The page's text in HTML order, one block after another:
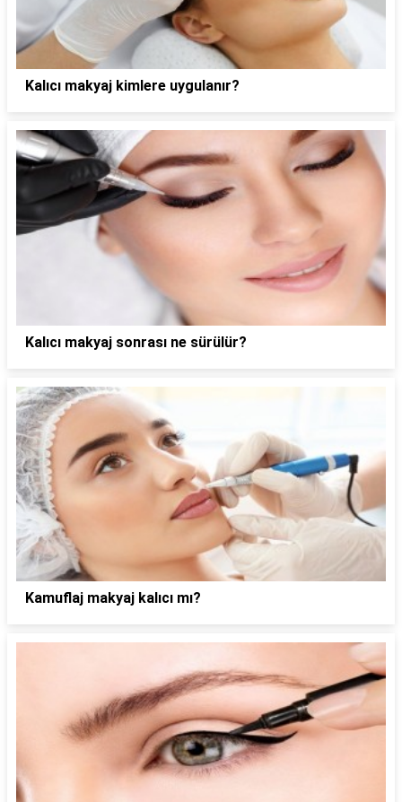
Kalıcı makyaj kimlere uygulanır?
Kalıcı makyaj sonrası ne sürülür?
Kamuflaj makyaj kalıcı mı?